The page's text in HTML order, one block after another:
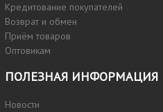
Кредитование покупателей
Возврат и обмен
Приём товаров
Оптовикам
ПОЛЕЗНАЯ ИНФОРМАЦИЯ
Новости